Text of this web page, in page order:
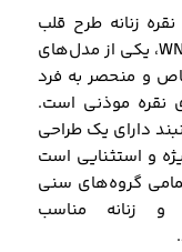
نقره زنانه طرح قلب
کد WN-94، یکی از مدل‌های
و منحصر به فرد
نقره موذنی است.
دارای یک طراحی
و استثنایی است
گروه‌های سنی
و زنانه مناسب